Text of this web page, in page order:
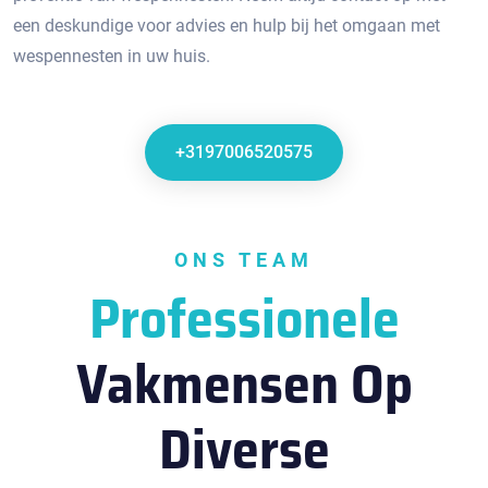
een deskundige voor advies en hulp bij het omgaan met
wespennesten in uw huis.​
+3197006520575
ONS TEAM
Professionele
Vakmensen Op
Diverse